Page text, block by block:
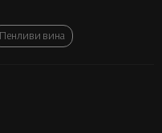
Пенливи вина